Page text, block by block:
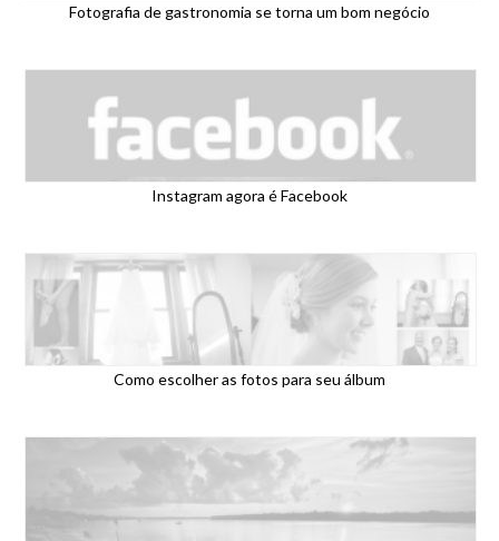
Fotografia de gastronomia se torna um bom negócio
Instagram agora é Facebook
Como escolher as fotos para seu álbum